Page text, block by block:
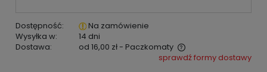
Dostępność:
Na zamówienie
Wysyłka w:
14 dni
Dostawa:
od 16,00 zł- Paczkomaty
Cena nie zawiera ewentualnych kosztów płatności
sprawdź formy dostawy